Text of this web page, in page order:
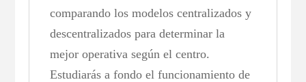
comparando los modelos centralizados y
descentralizados para determinar la
mejor operativa según el centro.
Estudiarás a fondo el funcionamiento de